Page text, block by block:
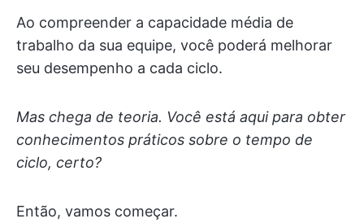
Ao compreender a capacidade média de
trabalho da sua equipe, você poderá melhorar
seu desempenho a cada ciclo.
Mas chega de teoria. Você está aqui para obter
conhecimentos práticos sobre o tempo de
ciclo, certo?
Então, vamos começar.